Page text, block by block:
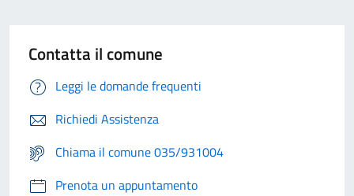
Contatta il comune
Leggi le domande frequenti
Richiedi Assistenza
Chiama il comune 035/931004
Prenota un appuntamento